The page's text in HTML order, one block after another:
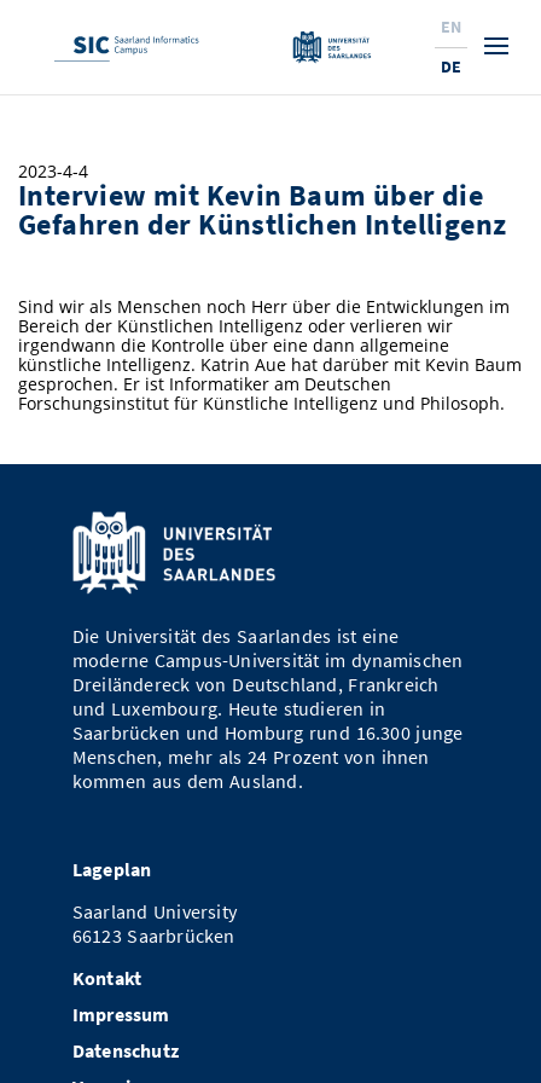
Interessierte & BewerberInnen
Angebote für SchülerInnen
10 Gründe für den SIC
NEU: Internationale Studiengänge
Neu am SIC?
Aktuelle Semesterinfos
Beratung für Studierende
Lehrveranstaltungen & AnsprechpartnerInnen
Semestertermine & Klausuren
Prüfungsangelegenheiten
Vom Studium in den Beruf
Service
Service und Support
ProfessorInnen
Stellenangebote
Bibliothek
Study Scheduler
Forschung
Forschungsinstitutionen
Ranking
Forschungsfelder
ProfessorInnen
Forschungsgruppen
Bibliothek
Karrierewege
Promotion
Gründen & Investieren
Stellenangebote
News
Termine, Vorträge und Veranstaltungen
Technologietransfer
Innovationsstandort
Expertise am SIC
Kooperieren & Investieren
Forschungsinstitutionen
Start-ups
News & Termine
Pressemeldungen
IT-Themenabend
News
Über Uns
Saarland Informatics Campus
Forschungsinstitutionen
Ranking
Zahlen & Fakten
Pressespiegel
Preise, Auszeichnungen und Förderungen
Kontakt
SIC Merchandise
SIC Podcast
Kontakte & Anfahrt
Anfahrt
AnsprechpartnerInnen, Personen, Forschungsgruppen
Termine, Vorträge und Veranstaltungen
Alumni
EN
DE
2023-4-4
Interview mit Kevin Baum über die
Gefahren der Künstlichen Intelligenz
Sind wir als Menschen noch Herr über die Entwicklungen im
Bereich der Künstlichen Intelligenz oder verlieren wir
irgendwann die Kontrolle über eine dann allgemeine
künstliche Intelligenz. Katrin Aue hat darüber mit Kevin Baum
gesprochen. Er ist Informatiker am Deutschen
Forschungsinstitut für Künstliche Intelligenz und Philosoph.
Die Universität des Saarlandes ist eine
moderne Campus-Universität im dynamischen
Dreiländereck von Deutschland, Frankreich
und Luxembourg. Heute studieren in
Saarbrücken und Homburg rund 16.300 junge
Menschen, mehr als 24 Prozent von ihnen
kommen aus dem Ausland.
Lageplan
Saarland University
66123 Saarbrücken
Kontakt
Impressum
Datenschutz